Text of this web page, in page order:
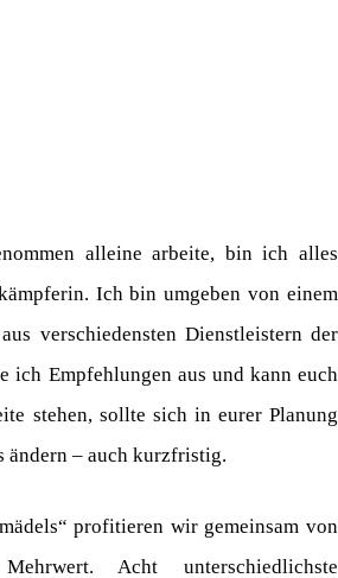
alleine arbeite, bin ich alles
Ich bin umgeben von einem
verschiedensten Dienstleistern der
ich Empfehlungen aus und kann euch
stehen, sollte sich in eurer Planung
ändern – auch kurzfristig.
profitieren wir gemeinsam von
Acht unterschiedlichste